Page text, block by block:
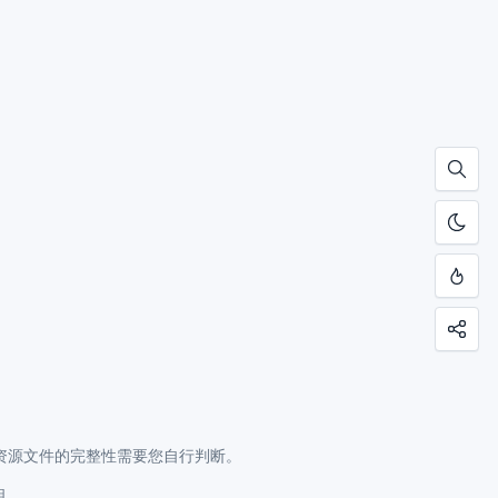
文件的完整性需要您自行判断。